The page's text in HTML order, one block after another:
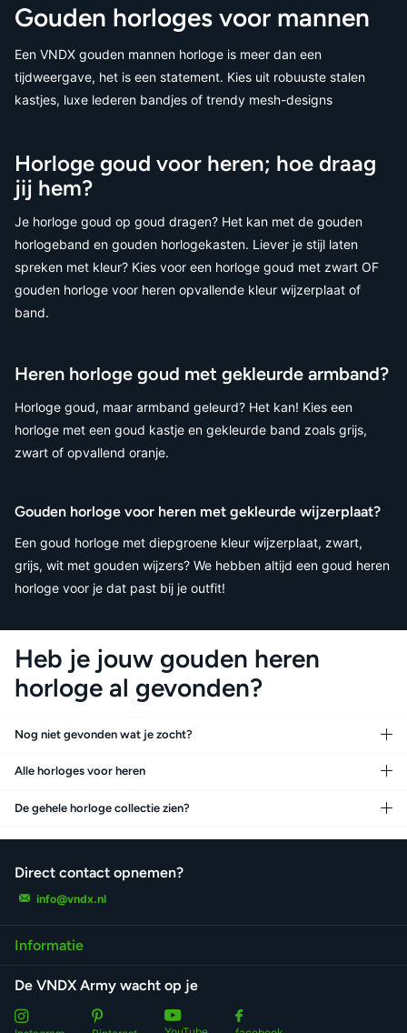
Gouden horloges voor mannen
Een VNDX gouden mannen horloge is meer dan een
tijdweergave, het is een statement. Kies uit robuuste stalen
kastjes, luxe lederen bandjes of trendy mesh-designs
Horloge goud voor heren; hoe draag
jij hem?
Je horloge goud op goud dragen? Het kan met de gouden
horlogeband en gouden horlogekasten. Liever je stijl laten
spreken met kleur? Kies voor een horloge goud met zwart OF
gouden horloge voor heren opvallende kleur wijzerplaat of
band.
Heren horloge goud met gekleurde armband?
Horloge goud, maar armband geleurd? Het kan! Kies een
horloge met een goud kastje en gekleurde band zoals grijs,
zwart of opvallend oranje.
Gouden horloge voor heren met gekleurde wijzerplaat?
Een goud horloge met diepgroene kleur wijzerplaat, zwart,
grijs, wit met gouden wijzers? We hebben altijd een goud heren
horloge voor je dat past bij je outfit!
Heb je jouw gouden heren
horloge al gevonden?
Nog niet gevonden wat je zocht?
Alle horloges voor heren
De gehele horloge collectie zien?
Direct contact opnemen?
info@vndx.nl
Informatie
De VNDX Army wacht op je